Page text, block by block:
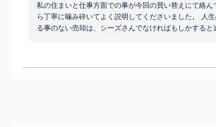
私の住まいと仕事方面での事が今回の買い替えにて絡ん
ら丁寧に噛み砕いてよく説明してくださいました。 人
る事のない売却は、シーズさんでなければもしかすると
安心できました。 むしろ売却が済んだ今、今後シーズ